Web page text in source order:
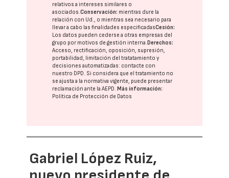
relativos a intereses similares o
asociados.Conservación: mientras dure la
relación con Ud., o mientras sea necesario para
llevar a cabo las finalidades especificadasCesión:
Los datos pueden cederse a otras empresas del
grupo por motivos de gestión interna. Derechos:
Acceso, rectificación, oposición, supresión,
portabilidad, limitación del tratatamiento y
decisiones automatizadas: contacte con
nuestro DPD. Si considera que el tratamiento no
se ajusta a la normativa vigente, puede presentar
reclamación ante laAEPD. Más información:
Política de Protección de Datos
Gabriel López Ruiz,